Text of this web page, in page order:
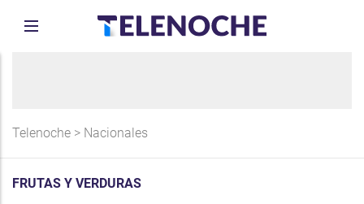
Telenoche > Nacionales
FRUTAS Y VERDURAS